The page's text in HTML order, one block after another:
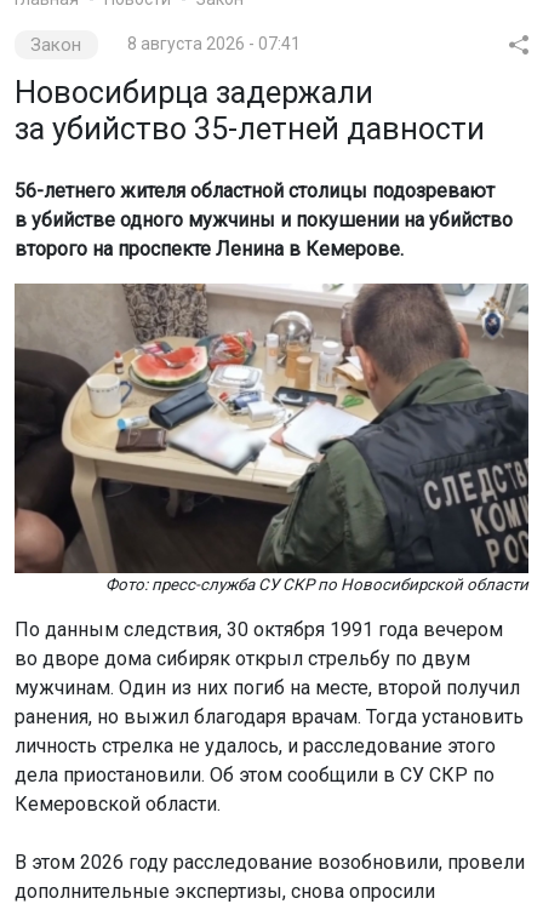
Закон 8 августа 2026 - 07:41
Новосибирца задержали
за убийство 35-летней давности
56-летнего жителя областной столицы подозревают
в убийстве одного мужчины и покушении на убийство
второго на проспекте Ленина в Кемерове.
Фото: пресс-служба СУ СКР по Новосибирской области
По данным следствия, 30 октября 1991 года вечером
во дворе дома сибиряк открыл стрельбу по двум
мужчинам. Один из них погиб на месте, второй получил
ранения, но выжил благодаря врачам. Тогда установить
личность стрелка не удалось, и расследование этого
дела приостановили. Об этом сообщили в СУ СКР по
Кемеровской области.
В этом 2026 году расследование возобновили, провели
дополнительные экспертизы, снова опросили